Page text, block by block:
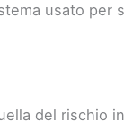
usato per
del rischio